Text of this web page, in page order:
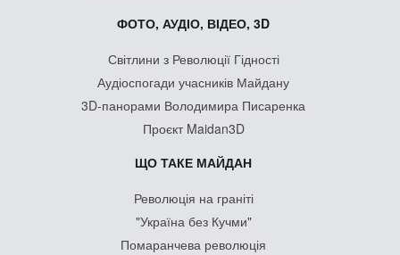
ФОТО, АУДІО, ВІДЕО, 3D
Світлини з Революції Гідності
Аудіоспогади учасників Майдану
3D-панорами Володимира Писаренка
Проєкт Maidan3D
ЩО ТАКЕ МАЙДАН
Революція на граніті
"Україна без Кучми"
Помаранчева революція